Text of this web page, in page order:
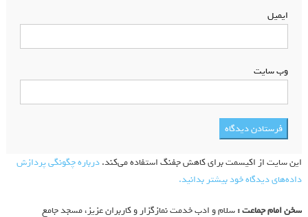
ایمیل
وب‌ سایت
این سایت از اکیسمت برای کاهش جفنگ استفاده می‌کند.درباره چگونگی پردازش
داده‌های دیدگاه خود بیشتر بدانید.
سخن امام جماعت :سلام و ادب خدمت نمازگزار و کاربران عزیز، مسجد جامع